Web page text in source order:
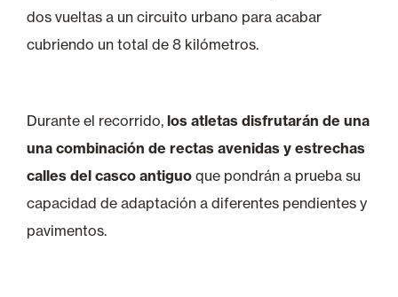
dos vueltas a un circuito urbano para acabar
cubriendo un total de 8 kilómetros.
Durante el recorrido, los atletas disfrutarán de una
una combinación de rectas avenidas y estrechas
calles del casco antiguo que pondrán a prueba su
capacidad de adaptación a diferentes pendientes y
pavimentos.